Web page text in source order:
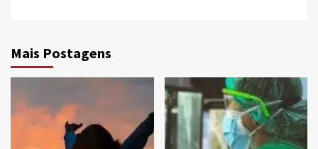
Mais Postagens